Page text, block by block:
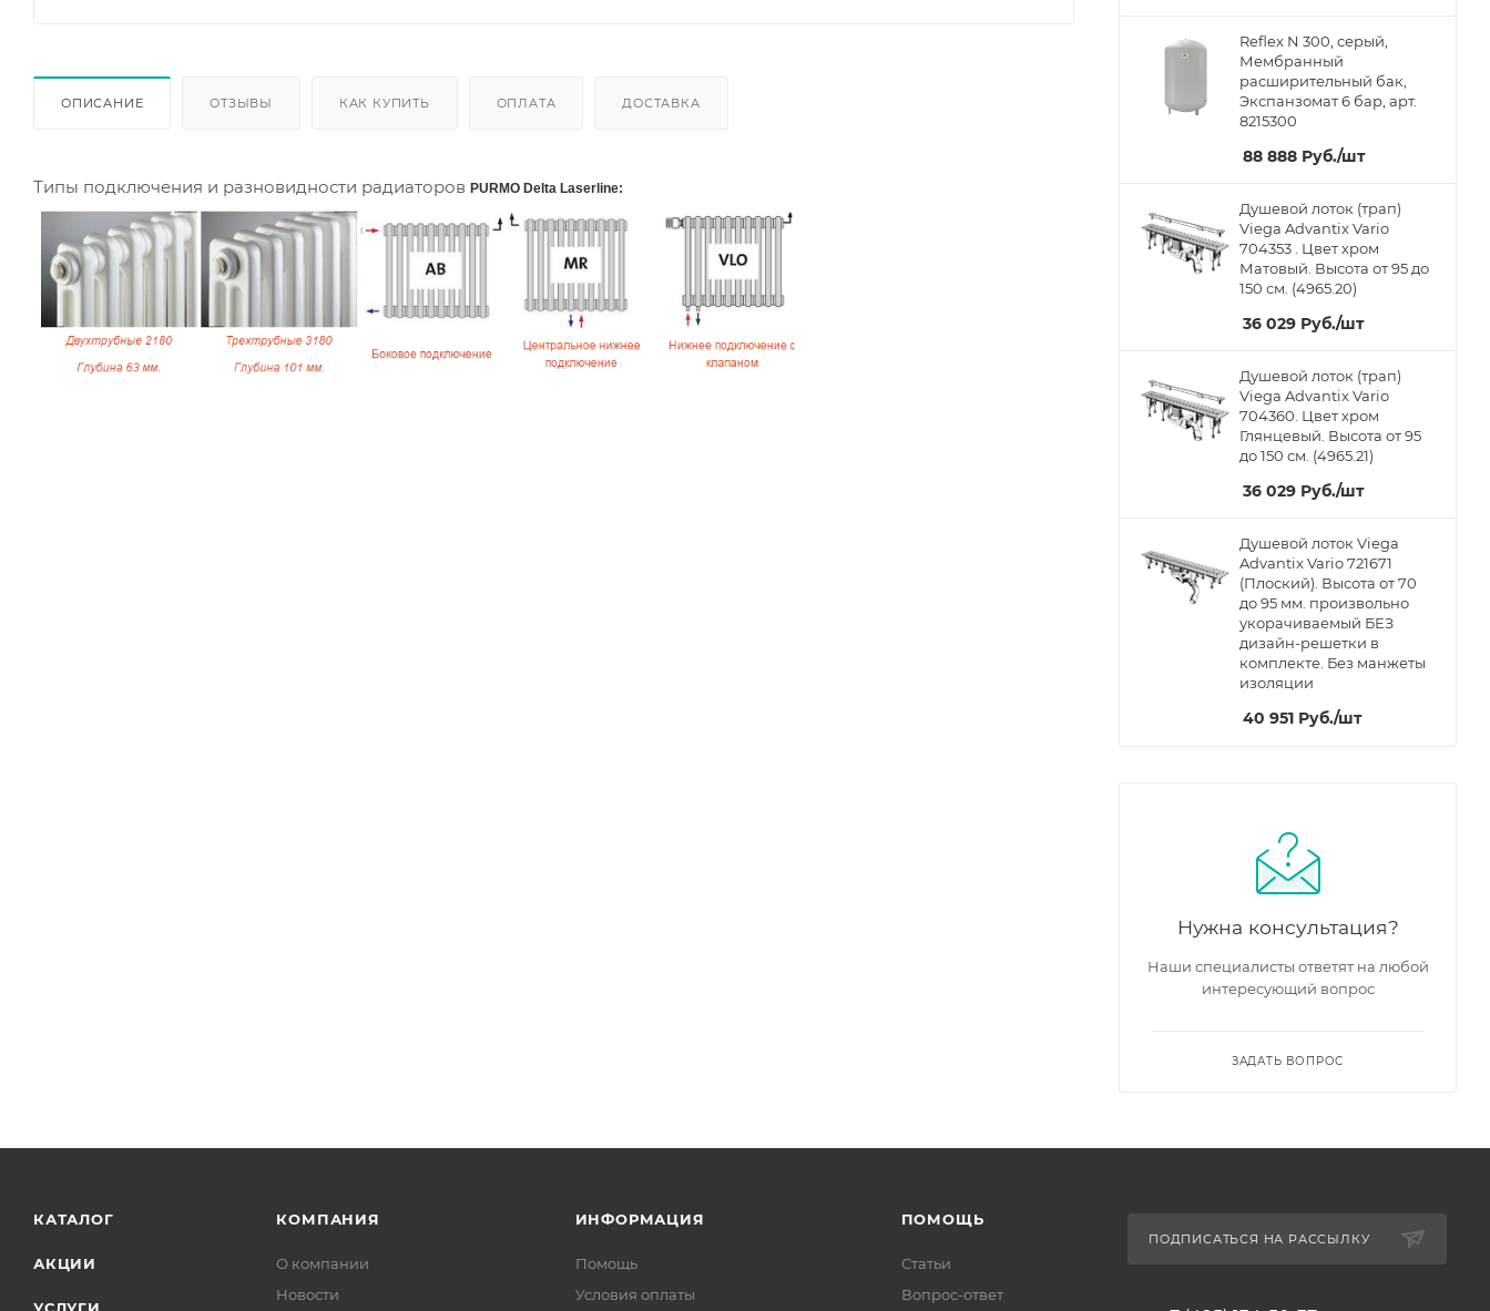
ОПИСАНИЕ ОТЗЫВЫ КАК КУПИТЬ ОПЛАТА ДОСТАВКА
Типы подключения и разновидности радиаторов PURMO Delta Laserline:
Reflex N 300, серый,
Мембранный
расширительный бак,
Экспанзомат 6 бар, арт.
8215300
88 888 Руб./шт
Душевой лоток (трап)
Viega Advantix Vario
704353 . Цвет хром
Матовый. Высота от 95 до
150 см. (4965.20)
36 029 Руб./шт
Душевой лоток (трап)
Viega Advantix Vario
704360. Цвет хром
Глянцевый. Высота от 95
до 150 см. (4965.21)
36 029 Руб./шт
Душевой лоток Viega
Advantix Vario 721671
(Плоский). Высота от 70
до 95 мм. произвольно
укорачиваемый БЕЗ
дизайн-решетки в
комплекте. Без манжеты
изоляции
40 951 Руб./шт
Нужна консультация?
Наши специалисты ответят на любой
интересующий вопрос
ЗАДАТЬ ВОПРОС
КАТАЛОГ
АКЦИИ
КОМПАНИЯ
О компании
Новости
ИНФОРМАЦИЯ
Помощь
Условия оплаты
ПОМОЩЬ
Статьи
Вопрос-ответ
ПОДПИСАТЬСЯ НА РАССЫЛКУ